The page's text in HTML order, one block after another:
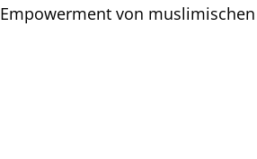
Empowerment von